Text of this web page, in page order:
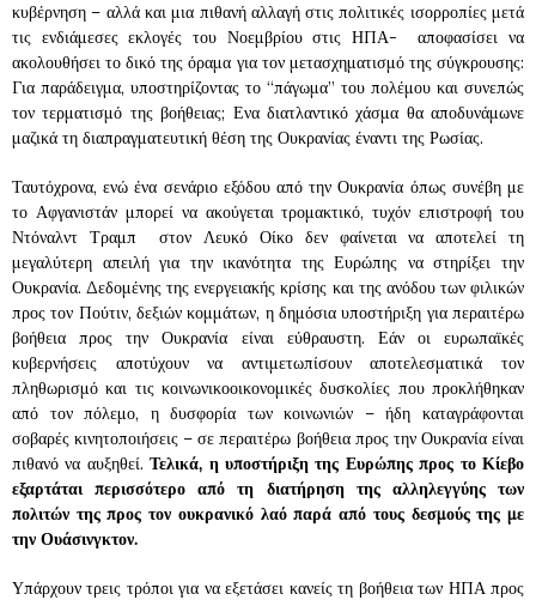
κυβέρνηση – αλλά και μια πιθανή αλλαγή στις πολιτικές ισορροπίες μετά
τις ενδιάμεσες εκλογές του Νοεμβρίου στις ΗΠΑ- αποφασίσει να
ακολουθήσει το δικό της όραμα για τον μετασχηματισμό της σύγκρουσης:
Για παράδειγμα, υποστηρίζοντας το “πάγωμα” του πολέμου και συνεπώς
τον τερματισμό της βοήθειας; Ενα διατλαντικό χάσμα θα αποδυνάμωνε
μαζικά τη διαπραγματευτική θέση της Ουκρανίας έναντι της Ρωσίας.
Ταυτόχρονα, ενώ ένα σενάριο εξόδου από την Ουκρανία όπως συνέβη με
το Αφγανιστάν μπορεί να ακούγεται τρομακτικό, τυχόν επιστροφή του
Ντόναλντ Τραμπ στον Λευκό Οίκο δεν φαίνεται να αποτελεί τη
μεγαλύτερη απειλή για την ικανότητα της Ευρώπης να στηρίξει την
Ουκρανία. Δεδομένης της ενεργειακής κρίσης και της ανόδου των φιλικών
προς τον Πούτιν, δεξιών κομμάτων, η δημόσια υποστήριξη για περαιτέρω
βοήθεια προς την Ουκρανία είναι εύθραυστη. Εάν οι ευρωπαϊκές
κυβερνήσεις αποτύχουν να αντιμετωπίσουν αποτελεσματικά τον
πληθωρισμό και τις κοινωνικοοικονομικές δυσκολίες που προκλήθηκαν
από τον πόλεμο, η δυσφορία των κοινωνιών – ήδη καταγράφονται
σοβαρές κινητοποιήσεις – σε περαιτέρω βοήθεια προς την Ουκρανία είναι
πιθανό να αυξηθεί.Τελικά, η υποστήριξη της Ευρώπης προς το Κίεβο
εξαρτάται περισσότερο από τη διατήρηση της αλληλεγγύης των
πολιτών της προς τον ουκρανικό λαό παρά από τους δεσμούς της με
την Ουάσινγκτον.
Υπάρχουν τρεις τρόποι για να εξετάσει κανείς τη βοήθεια των ΗΠΑ προς